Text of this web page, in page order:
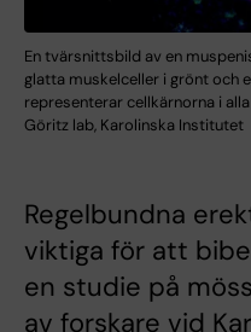
En tvärsnittsbild av en
glatta muskelceller i grönt och
representerar cellkärnorna i
Göritz lab, Karolinska Institutet
Regelbundna
viktiga för att
en studie på
av forskare vid